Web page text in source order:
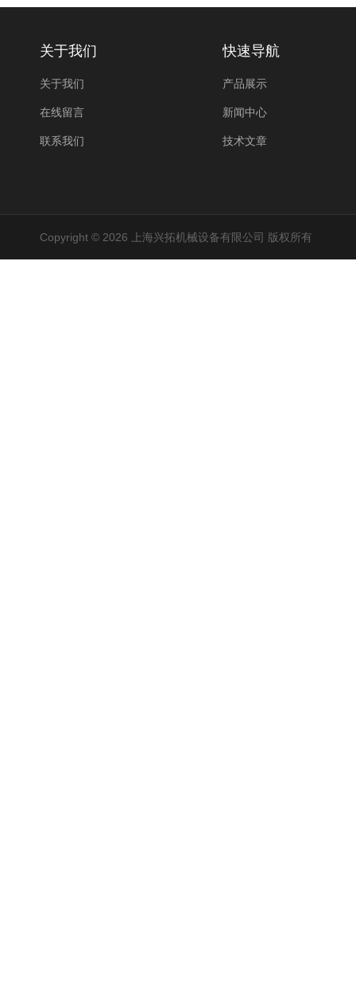
关于我们
关于我们
在线留言
联系我们
快速导航
产品展示
新闻中心
技术文章
Copyright © 2026 上海兴拓机械设备有限公司 版权所有